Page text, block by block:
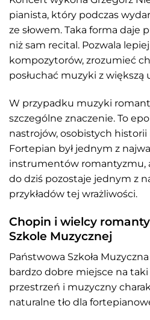
pianista, który podczas
ze słowem. Taka forma daje
niż sam recital. Pozwala
kompozytorów, zrozumieć
posłuchać muzyki z większą
W przypadku muzyki
szczególne znaczenie. To
nastrojów, osobistych
Fortepian był jednym z
instrumentów romantyzmu,
do dziś pozostaje jednym z
przykładów tej wrażliwości.
Chopin i wielcy
Szkole Muzycznej
Państwowa Szkoła
bardzo dobre miejsce na
przestrzeń i muzyczny
naturalne tło dla